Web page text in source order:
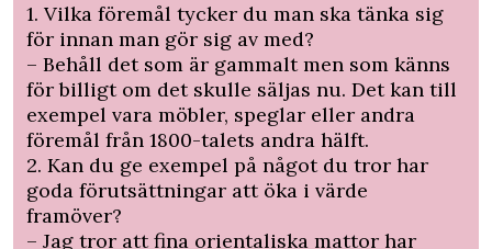
1. Vilka föremål tycker du man ska tänka sig
för innan man gör sig av med?
– Behåll det som är gammalt men som känns
för billigt om det skulle säljas nu. Det kan till
exempel vara möbler, speglar eller andra
föremål från 1800-talets andra hälft.
2. Kan du ge exempel på något du tror har
goda förutsättningar att öka i värde
framöver?
– Jag tror att fina orientaliska mattor har